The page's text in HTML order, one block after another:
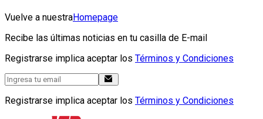
Vuelve a nuestraHomepage
Recibe las últimas noticias en tu casilla de E-mail
Registrarse implica aceptar los Términos y Condiciones
Registrarse implica aceptar los Términos y Condiciones